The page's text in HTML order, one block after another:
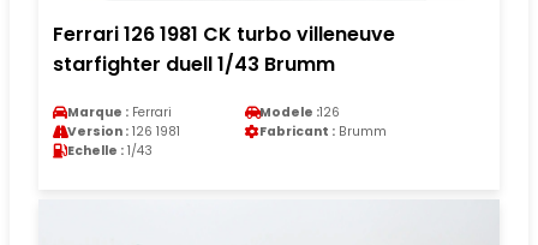
Ferrari 126 1981 CK turbo villeneuve
starfighter duell 1/43 Brumm
Marque : Ferrari Modele :126
Version : 126 1981 Fabricant : Brumm
Echelle : 1/43